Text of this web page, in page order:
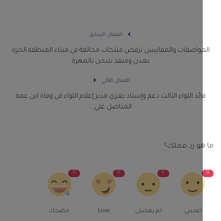
المقال السابق
والمقاييس ترفض منتجات مخالفة في ميناء المنطقة الحرة
بعدن ومنفذ شحن بالمهرة
المقال التالي
اللواء الثالث دعم وإسناد يعزي مدير إعلام اللواء في وفاة ابن عمه
المناضل علي...
رد فعلك؟
لم يعجبنى مضحك